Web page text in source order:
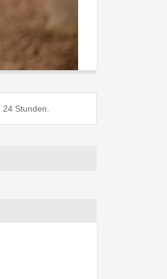
Stunden.